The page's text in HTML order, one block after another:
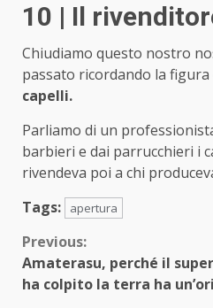
10 | Il
Chiudiamo questo nostro
passato ricordando la figura
capelli.
Parliamo di un
barbieri e dai parrucchieri i
rivendeva poi a chi
Tags:
apertura
Continue
Reading
Previous:
Amaterasu, perché il
ha colpito la terra ha